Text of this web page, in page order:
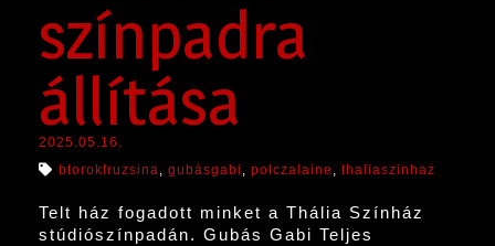
színpadra
állítása
2025.05.16.
btorokfruzsina, gubásgabi , polczalaine , thaliaszinhaz
Telt ház fogadott minket a Thália Színház
stúdiószínpadán. Gubás Gabi Teljes